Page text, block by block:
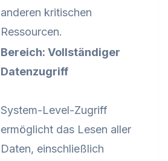
anderen kritischen
Ressourcen.
Bereich: Vollständiger
Datenzugriff
System-Level-Zugriff
ermöglicht das Lesen aller
Daten, einschließlich